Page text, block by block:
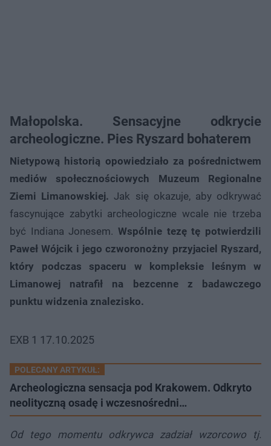
Małopolska. Sensacyjne odkrycie
archeologiczne. Pies Ryszard bohaterem
Nietypową historią opowiedziało za pośrednictwem
mediów społecznościowych Muzeum Regionalne
Ziemi Limanowskiej. Jak się okazuje, aby odkrywać
fascynujące zabytki archeologiczne wcale nie trzeba
być Indiana Jonesem. Wspólnie tezę tę potwierdzili
Paweł Wójcik i jego czworonożny przyjaciel Ryszard,
który podczas spaceru w kompleksie leśnym w
Limanowej natrafił na bezcenne z badawczego
punktu widzenia znalezisko.
EXB 1 17.10.2025
POLECANY ARTYKUŁ:
Archeologiczna sensacja pod Krakowem. Odkryto
neolityczną osadę i wczesnośredni…
Od tego momentu odkrywca zadział wzorcowo tj.